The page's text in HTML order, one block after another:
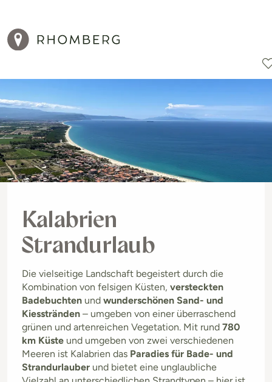
Reiseziele Reisearten Aktionen
Kalabrien
Strandurlaub
Die vielseitige Landschaft begeistert durch die
Kombination von felsigen Küsten, versteckten
Badebuchten und wunderschönen Sand- und
Kiesstränden – umgeben von einer überraschend
grünen und artenreichen Vegetation. Mit rund 780
km Küste und umgeben von zwei verschiedenen
Meeren ist Kalabrien das Paradies für Bade- und
Strandurlauber und bietet eine unglaubliche